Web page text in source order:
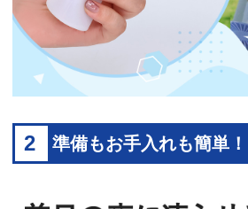
2 準備もお手入れも簡単！